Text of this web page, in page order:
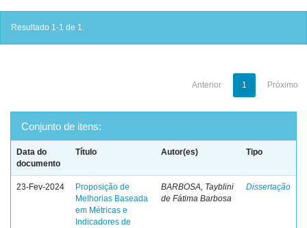
Resultado 1-1 de 1.
Anterior 1 Próximo
Conjunto de itens:
Data do
documento
Título Autor(es) Tipo
23-Fev-2024
Proposição de
Melhorias Baseada
em Métricas e
Indicadores de
BARBOSA, Tayblini
de Fátima Barbosa
Dissertação